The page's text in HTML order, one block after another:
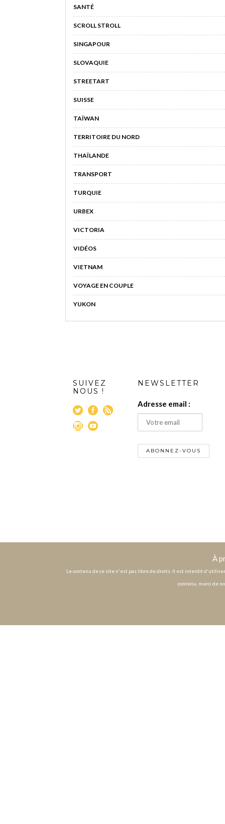
SANTÉ
SCROLL STROLL
SINGAPOUR
SLOVAQUIE
STREETART
SUISSE
TAÏWAN
TERRITOIRE DU NORD
THAÏLANDE
TRANSPORT
TURQUIE
URBEX
VICTORIA
VIDÉOS
VIETNAM
VOYAGE EN COUPLE
YUKON
SUIVEZ
NOUS !
NEWSLETTER
Adresse email :
À
Le contenu de ce site n'est pas libre de droits. Il est interdit
contenu, merci de